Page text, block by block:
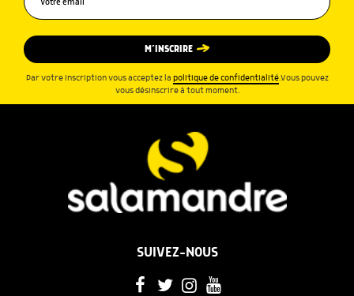
M’INSCRIRE
Par votre inscription vous acceptez la politique de confidentialité.Vous pouvez
vous désinscrire à tout moment.
SUIVEZ-NOUS